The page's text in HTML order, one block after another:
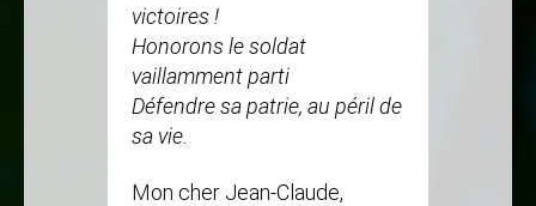
victoires !
Honorons le soldat
vaillamment parti
Défendre sa patrie, au péril de
sa vie.
Mon cher Jean-Claude,